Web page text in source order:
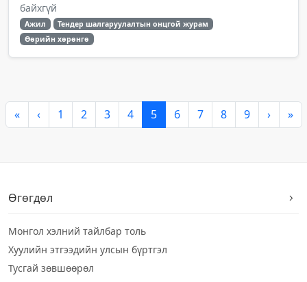
байхгүй
Ажил
Тендер шалгаруулалтын онцгой журам
Өөрийн хөрөнгө
« ‹ 1 2 3 4 5 6 7 8 9 › »
Өгөгдөл
Монгол хэлний тайлбар толь
Хуулийн этгээдийн улсын бүртгэл
Тусгай зөвшөөрөл